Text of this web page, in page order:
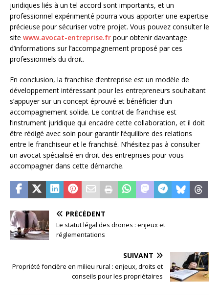
juridiques liés à un tel accord sont importants, et un
professionnel expérimenté pourra vous apporter une expertise
précieuse pour sécuriser votre projet. Vous pouvez consulter le
site www.avocat-entreprise.fr pour obtenir davantage
d’informations sur l’accompagnement proposé par ces
professionnels du droit.
En conclusion, la franchise d’entreprise est un modèle de
développement intéressant pour les entrepreneurs souhaitant
s’appuyer sur un concept éprouvé et bénéficier d’un
accompagnement solide. Le contrat de franchise est
l’instrument juridique qui encadre cette collaboration, et il doit
être rédigé avec soin pour garantir l’équilibre des relations
entre le franchiseur et le franchisé. N’hésitez pas à consulter
un avocat spécialisé en droit des entreprises pour vous
accompagner dans cette démarche.
PRÉCÉDENT
Le statut légal des drones : enjeux et
réglementations
SUIVANT
Propriété foncière en milieu rural : enjeux, droits et
conseils pour les propriétaires